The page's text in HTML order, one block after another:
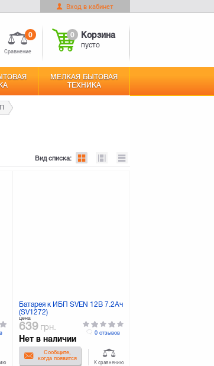
Вход в кабинет
Сравнение
0 0 Корзина
пусто
МЕЛКАЯ БЫТОВАЯ
ТЕХНИКА
Вид списка:
Батарея к ИБП SVEN 12В 7.2Ач
(SV1272)
цена
639 грн.
Нет в наличии
Сообщите,
когда появится
0 отзывов
К сравнению
Оформить заказ